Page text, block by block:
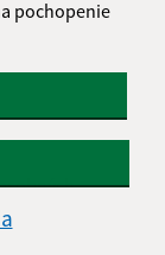
pochopenie